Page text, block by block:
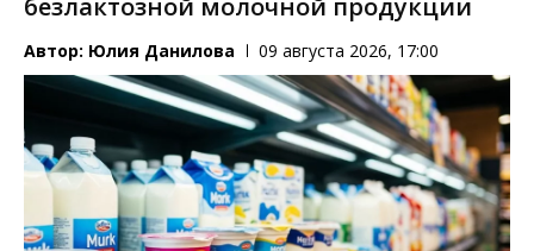
безлактозной молочной продукции
Автор: Юлия Данилова 09 августа 2026, 17:00